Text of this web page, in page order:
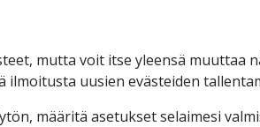
mutta voit itse yleensä muuttaa
ilmoitusta uusien evästeiden
määritä asetukset selaimesi